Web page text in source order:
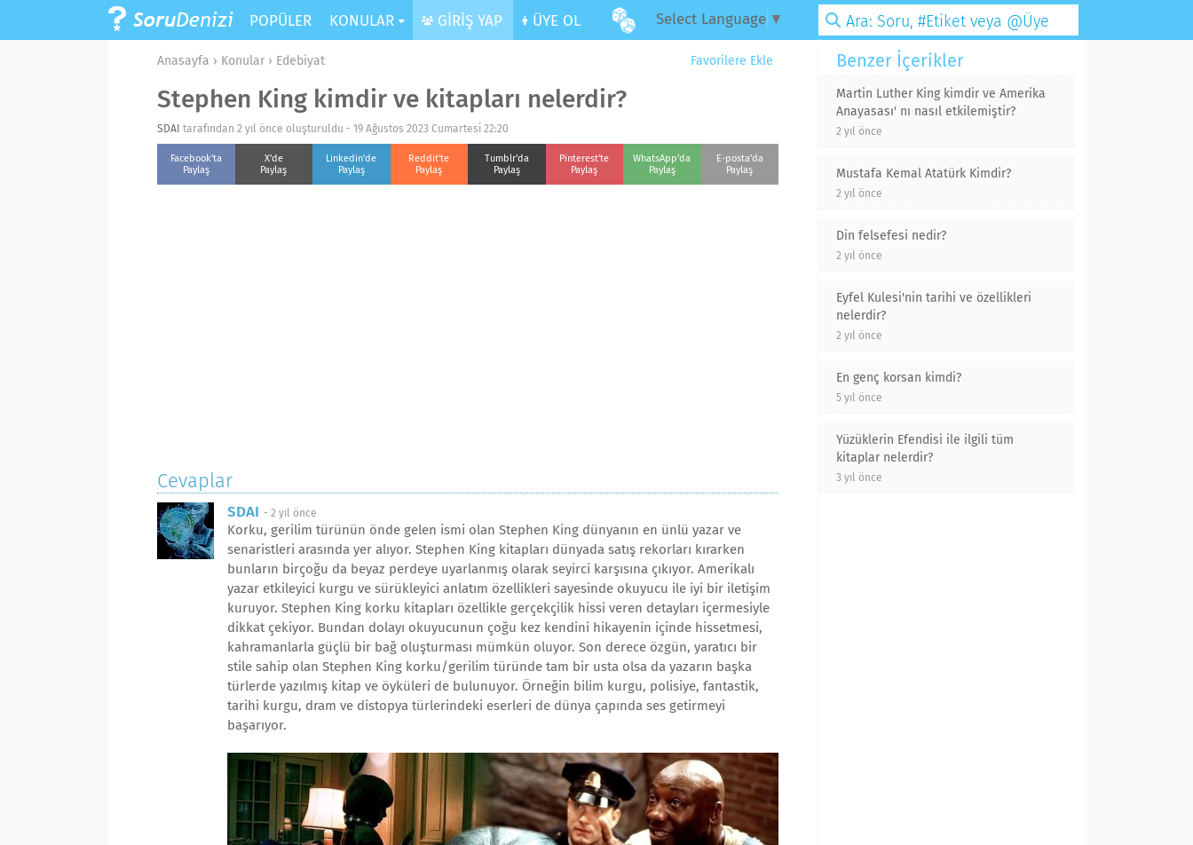
POPÜLER KONULAR GİRİŞ YAP ÜYE OL Select Language ▼
Favorilere Ekle
Anasayfa › Konular › Edebiyat
Stephen King kimdir ve kitapları nelerdir?
SDAI tarafından 2 yıl önce oluşturuldu - 19 Ağustos 2023 Cumartesi 22:20
Facebook'ta
Paylaş
X'de
Paylaş
Linkedin'de
Paylaş
Reddit'te
Paylaş
Tumblr'da
Paylaş
Pinterest'te
Paylaş
WhatsApp'da
Paylaş
E-posta'da
Paylaş
Cevaplar
SDAI - 2 yıl önce
Korku, gerilim türünün önde gelen ismi olan Stephen King dünyanın en ünlü yazar ve
senaristleri arasında yer alıyor. Stephen King kitapları dünyada satış rekorları kırarken
bunların birçoğu da beyaz perdeye uyarlanmış olarak seyirci karşısına çıkıyor. Amerikalı
yazar etkileyici kurgu ve sürükleyici anlatım özellikleri sayesinde okuyucu ile iyi bir iletişim
kuruyor. Stephen King korku kitapları özellikle gerçekçilik hissi veren detayları içermesiyle
dikkat çekiyor. Bundan dolayı okuyucunun çoğu kez kendini hikayenin içinde hissetmesi,
kahramanlarla güçlü bir bağ oluşturması mümkün oluyor. Son derece özgün, yaratıcı bir
stile sahip olan Stephen King korku/gerilim türünde tam bir usta olsa da yazarın başka
türlerde yazılmış kitap ve öyküleri de bulunuyor. Örneğin bilim kurgu, polisiye, fantastik,
tarihi kurgu, dram ve distopya türlerindeki eserleri de dünya çapında ses getirmeyi
başarıyor.
Benzer İçerikler
Martin Luther King kimdir ve Amerika
Anayasası' nı nasıl etkilemiştir?
2 yıl önce
Mustafa Kemal Atatürk Kimdir?
2 yıl önce
Din felsefesi nedir?
2 yıl önce
Eyfel Kulesi'nin tarihi ve özellikleri
nelerdir?
2 yıl önce
En genç korsan kimdi?
5 yıl önce
Yüzüklerin Efendisi ile ilgili tüm
kitaplar nelerdir?
3 yıl önce